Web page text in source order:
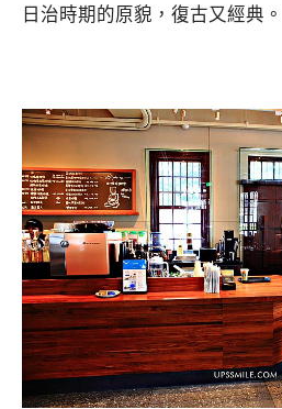
日治時期的原貌，復古又經典。